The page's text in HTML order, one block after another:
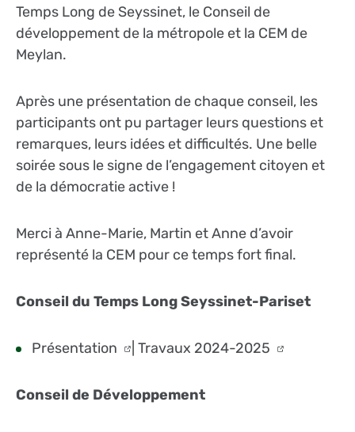
Temps Long de Seyssinet, le Conseil de
développement de la métropole et la CEM de
Meylan.
Après une présentation de chaque conseil, les
participants ont pu partager leurs questions et
remarques, leurs idées et difficultés. Une belle
soirée sous le signe de l’engagement citoyen et
de la démocratie active !
Merci à Anne-Marie, Martin et Anne d’avoir
représenté la CEM pour ce temps fort final.
Conseil du Temps Long Seyssinet-Pariset
Présentation Travaux 2024-2025
Conseil de Développement